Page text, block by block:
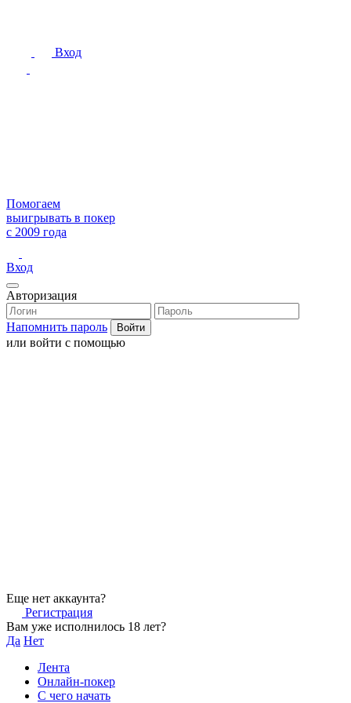
Вход
Помогаем
выигрывать в покер
с 2009 года
Вход
Авторизация
Напомнить пароль
или войти с помощью
Еще нет аккаунта?
Регистрация
Вам уже исполнилось 18 лет?
Да Нет
Лента
Онлайн-покер
С чего начать